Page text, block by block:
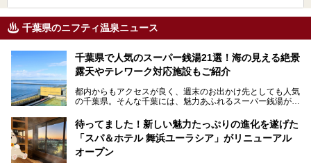
千葉県のニフティ温泉ニュース
千葉県で人気のスーパー銭湯21選！海の見える絶景
露天やテレワーク対応施設もご紹介
都内からもアクセスが良く、週末のお出かけ先としても人気
の千葉県。そんな千葉には、魅力あふれるスーパー銭湯がた
「サウナでしっかりととのいたい」「海が見える絶景で非日
常を味わいたい」「子連れでも気兼ねなく1日過ごした
い」。
待ってました！新しい魅力たっぷりの進化を遂げた
「スパ＆ホテル 舞浜ユーラシア」がリニューアル
オープン